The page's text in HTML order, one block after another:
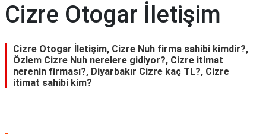
SAĞLIK
Cizre Otogar İletişim
Cizre Otogar İletişim, Cizre Nuh firma sahibi kimdir?,
Özlem Cizre Nuh nerelere gidiyor?, Cizre itimat
nerenin firması?, Diyarbakır Cizre kaç TL?, Cizre
itimat sahibi kim?